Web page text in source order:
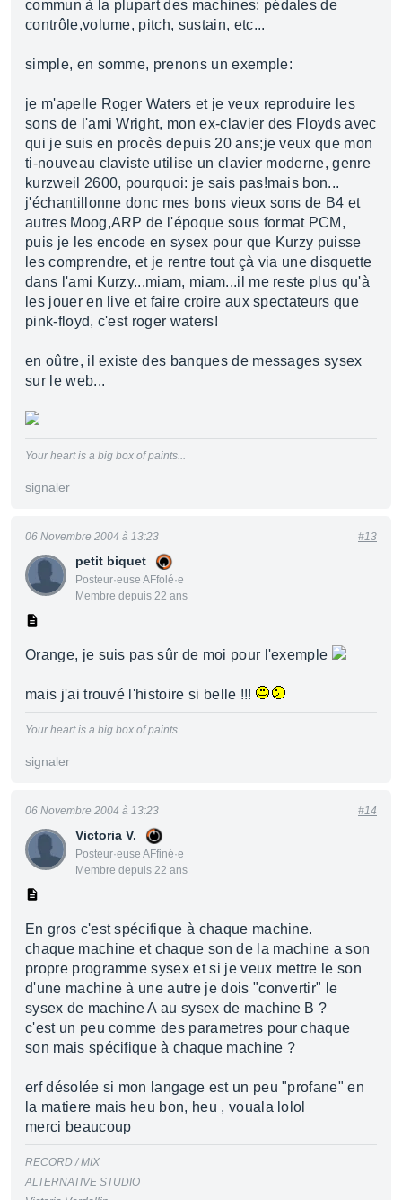
commun à la plupart des machines: pédales de
contrôle,volume, pitch, sustain, etc...
simple, en somme, prenons un exemple:
je m'apelle Roger Waters et je veux reproduire les
sons de l'ami Wright, mon ex-clavier des Floyds avec
qui je suis en procès depuis 20 ans;je veux que mon
ti-nouveau claviste utilise un clavier moderne, genre
kurzweil 2600, pourquoi: je sais pas!mais bon...
j'échantillonne donc mes bons vieux sons de B4 et
autres Moog,ARP de l'époque sous format PCM,
puis je les encode en sysex pour que Kurzy puisse
les comprendre, et je rentre tout çà via une disquette
dans l'ami Kurzy...miam, miam...il me reste plus qu'à
les jouer en live et faire croire aux spectateurs que
pink-floyd, c'est roger waters!
en oûtre, il existe des banques de messages sysex
sur le web...
Your heart is a big box of paints...
signaler
petit biquet
Posteur·euse AFfolé·e
Membre depuis 22 ans
06 Novembre 2004 à 13:23 #13
Orange, je suis pas sûr de moi pour l'exemple
mais j'ai trouvé l'histoire si belle !!!
Your heart is a big box of paints...
signaler
Victoria V.
Posteur·euse AFfiné·e
Membre depuis 22 ans
06 Novembre 2004 à 13:23 #14
En gros c'est spécifique à chaque machine.
chaque machine et chaque son de la machine a son
propre programme sysex et si je veux mettre le son
d'une machine à une autre je dois "convertir" le
sysex de machine A au sysex de machine B ?
c'est un peu comme des parametres pour chaque
son mais spécifique à chaque machine ?
erf désolée si mon langage est un peu "profane" en
la matiere mais heu bon, heu , vouala lolol
merci beaucoup
RECORD / MIX
ALTERNATIVE STUDIO